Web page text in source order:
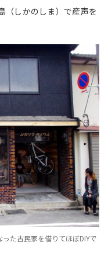
（しかのしま）で産声を
た古民家を借りてほぼDIYで